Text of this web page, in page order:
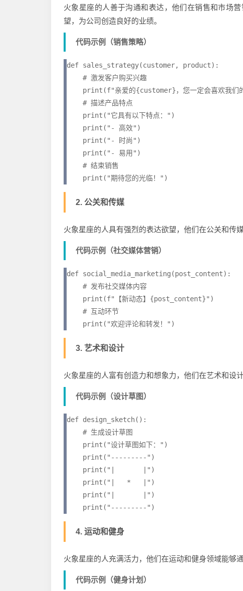
火象星座的人善于沟通和表达，他们在销售和市场
望，为公司创造良好的业绩。
代码示例（销售策略）
def sales_strategy(customer, product):
2. 公关和传媒
火象星座的人具有强烈的表达欲望，他们在公关和传
代码示例（社交媒体营销）
def social_media_marketing(post_content):
3. 艺术和设计
火象星座的人富有创造力和想象力，他们在艺术和设
代码示例（设计草图）
def design_sketch():
4. 运动和健身
火象星座的人充满活力，他们在运动和健身领域能够
代码示例（健身计划）